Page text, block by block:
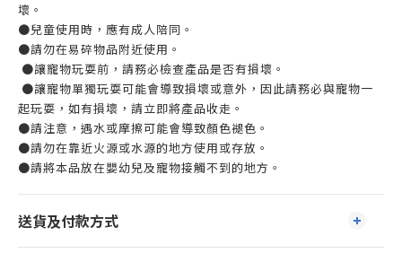
壞。
●兒童使用時，應有成人陪同。
●請勿在易碎物品附近使用。
●讓寵物玩耍前，請務必檢查產品是否有損壞。
●讓寵物單獨玩耍可能會導致損壞或意外，因此請務必與寵物一
起玩耍，如有損壞，請立即將產品收走。
●請注意，遇水或摩擦可能會導致顏色褪色。
●請勿在靠近火源或水源的地方使用或存放。
●請將本品放在嬰幼兒及寵物接觸不到的地方。
送貨及付款方式